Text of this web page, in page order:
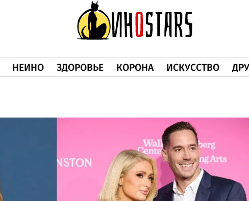
НЕИНО ЗДОРОВЬЕ КОРОНА ИСКУССТВО